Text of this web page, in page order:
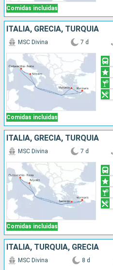
Comidas incluidas
ITALIA, GRECIA, TURQUÍA
Comidas incluidas
MSC Divina 7 d
ITALIA, GRECIA, TURQUÍA
Comidas incluidas
MSC Divina 7 d
ITALIA, TURQUÍA, GRECIA
MSC Divina 8 d